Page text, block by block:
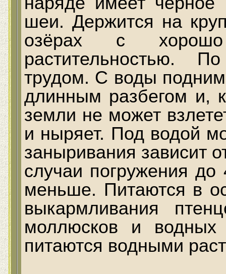
шеи. Держится на
озёрах с хорошо
растительностью.
трудом. С воды
длинным разбегом и,
земли не может
и ныряет. Под водой
заныривания зависит
случаи погружения
меньше. Питаются в
выкармливания
моллюсков и водных
питаются водными